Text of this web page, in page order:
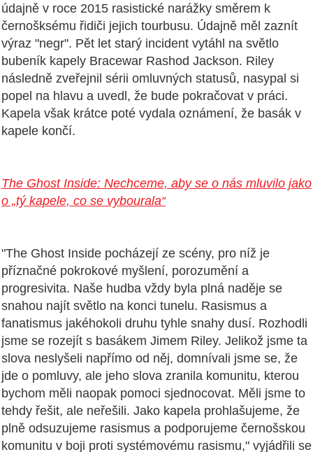
údajně v roce 2015 rasistické narážky směrem k
černošksému řidiči jejich tourbusu. Údajně měl zaznít
výraz "negr". Pět let starý incident vytáhl na světlo
bubeník kapely Bracewar Rashod Jackson. Riley
následně zveřejnil sérii omluvných statusů, nasypal si
popel na hlavu a uvedl, že bude pokračovat v práci.
Kapela však krátce poté vydala oznámení, že basák v
kapele končí.
The Ghost Inside: Nechceme, aby se o nás mluvilo jako
o „tý kapele, co se vybourala“
"The Ghost Inside pocházejí ze scény, pro níž je
příznačné pokrokové myšlení, porozumění a
progresivita. Naše hudba vždy byla plná naděje se
snahou najít světlo na konci tunelu. Rasismus a
fanatismus jakéhokoli druhu tyhle snahy dusí. Rozhodli
jsme se rozejít s basákem Jimem Riley. Jelikož jsme ta
slova neslyšeli napřímo od něj, domnívali jsme se, že
jde o pomluvy, ale jeho slova zranila komunitu, kterou
bychom měli naopak pomoci sjednocovat. Měli jsme to
tehdy řešit, ale neřešili. Jako kapela prohlašujeme, že
plně odsuzujeme rasismus a podporujeme černošskou
komunitu v boji proti systémovému rasismu," vyjádřili se